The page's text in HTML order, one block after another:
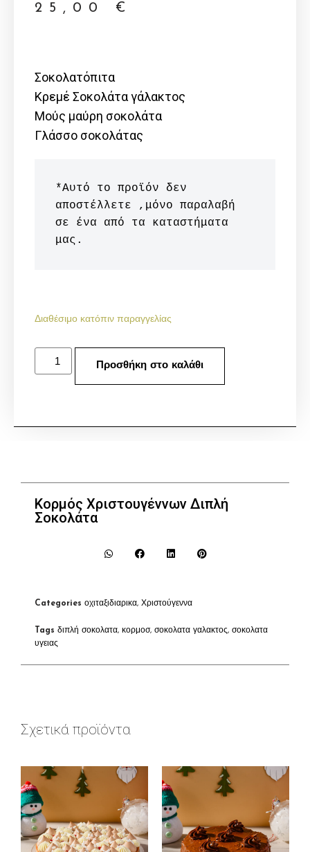
25,00 €
Σοκολατόπιτα
Κρεμέ Σοκολάτα γάλακτος
Μούς μαύρη σοκολάτα
Γλάσσο σοκολάτας
*Αυτό το προϊόν δεν
αποστέλλετε ,μόνο παραλαβή
σε ένα από τα καταστήματα
μας.
Διαθέσιμο κατόπιν παραγγελίας
Προσθήκη στο καλάθι
Κορμός Χριστουγέννων Διπλή
Σοκολάτα
Categories οχιταξιδιαρικα, Χριστούγεννα
Tags διπλή σοκολατα, κορμοσ, σοκολατα γαλακτος, σοκολατα
υγειας
Σχετικά προϊόντα